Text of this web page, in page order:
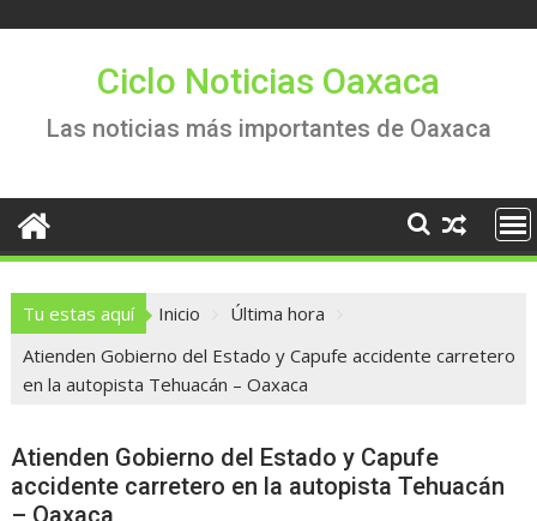
Ciclo Noticias Oaxaca
Las noticias más importantes de Oaxaca
Tu estas aquí Inicio
Última hora
Atienden Gobierno del Estado y Capufe accidente carretero
en la autopista Tehuacán – Oaxaca
Atienden Gobierno del Estado y Capufe
accidente carretero en la autopista Tehuacán
– Oaxaca